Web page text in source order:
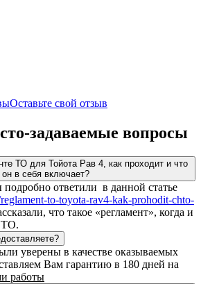
Оставьте свой отзыв
задаваемые вопросы
ТО для Тойота Рав 4, как проходит и что
он в себя включает?
ответили в данной статье
to-toyota-rav4-kak-prohodit-chto-
что такое «регламент», когда и
ТО.
уверены в качестве оказываемых
Вам гарантию в 180 дней на
работы